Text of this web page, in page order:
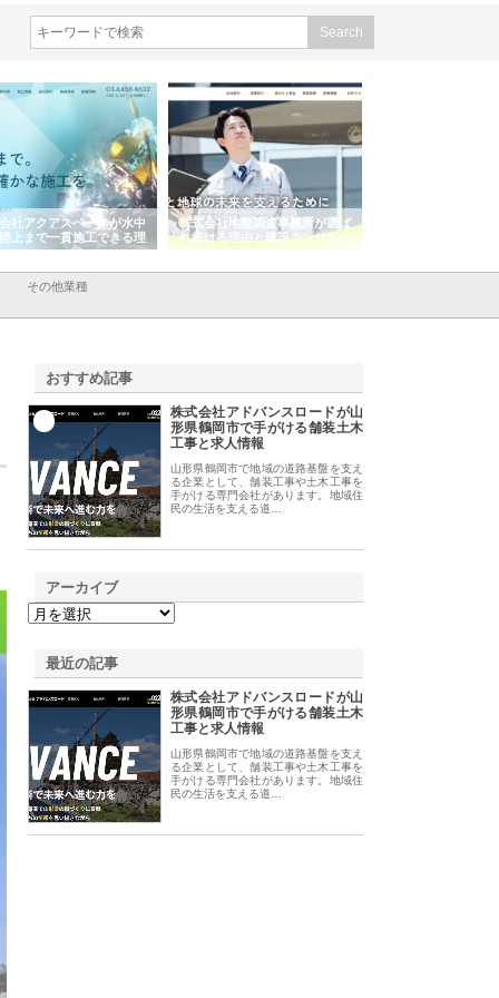
社アクアスペースが水中
上まで一貫施工できる理
株式会社地盤調査事務所が選ば
れ続ける理由と建設コンサルの
強み
その他業種
おすすめ記事
株式会社アドバンスロードが山
形県鶴岡市で手がける舗装土木
工事と求人情報
山形県鶴岡市で地域の道路基盤を支え
る企業として、舗装工事や土木工事を
手がける専門会社があります。地域住
民の生活を支える道…
アーカイブ
最近の記事
株式会社アドバンスロードが山
形県鶴岡市で手がける舗装土木
工事と求人情報
山形県鶴岡市で地域の道路基盤を支え
る企業として、舗装工事や土木工事を
手がける専門会社があります。地域住
民の生活を支える道…